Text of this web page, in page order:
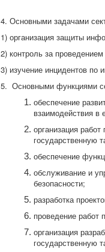
4. Основными задачами
1) организация защиты
2) контроль за
3) изучение инцидентов по
5. Основными функциями
обеспечение
взаимодействия
организация
государственную
обеспечение
обслуживание и
безопасности;
разработка
проведение работ
организация
государственную